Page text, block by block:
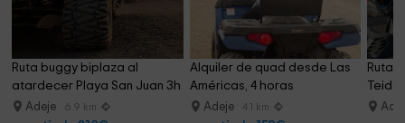
Ruta buggy biplaza al
atardecer Playa San Juan 3h
Adeje 6.9 km
Alquiler de quad desde Las
Américas, 4 horas
Adeje 4.1 km
Ruta